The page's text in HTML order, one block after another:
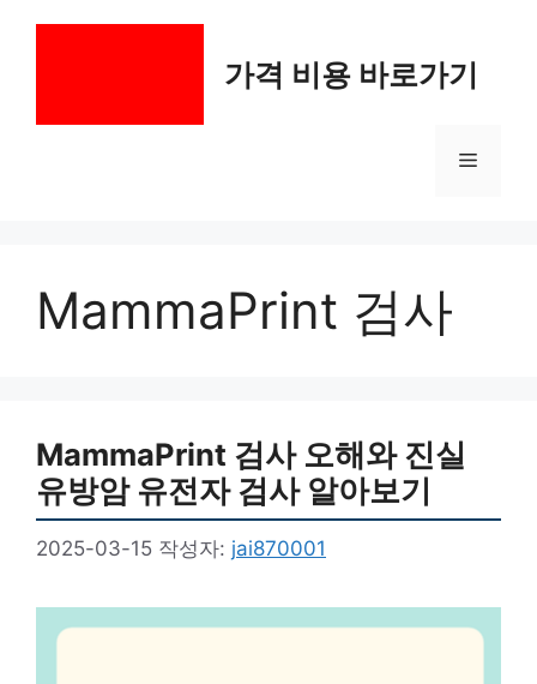
가격 비용 바로가기
메
MammaPrint 검사
MammaPrint 검사 오해와 진실
유방암 유전자 검사 알아보기
2025-03-15 작성자: jai870001